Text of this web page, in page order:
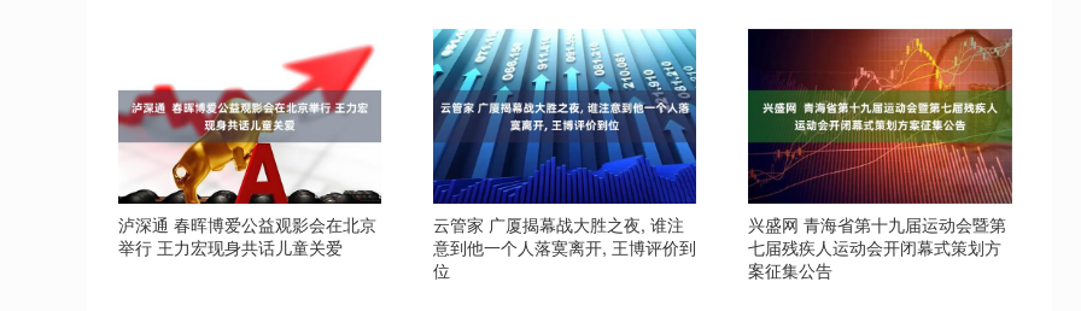
泸深通 春晖博爱公益观影会在北京
举行 王力宏现身共话儿童关爱
云管家 广厦揭幕战大胜之夜, 谁注
意到他一个人落寞离开, 王博评价到
位
兴盛网 青海省第十九届运动会暨第
七届残疾人运动会开闭幕式策划方
案征集公告